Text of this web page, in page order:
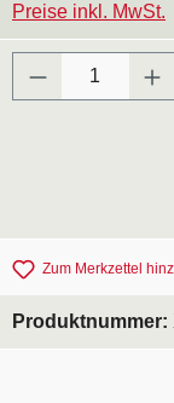
Preise inkl. MwSt.
Produkt
Zum Merkzettel
Produktnummer: